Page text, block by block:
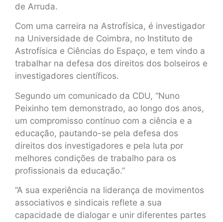
de Arruda.
Com uma carreira na Astrofísica, é investigador
na Universidade de Coimbra, no Instituto de
Astrofísica e Ciências do Espaço, e tem vindo a
trabalhar na defesa dos direitos dos bolseiros e
investigadores científicos.
Segundo um comunicado da CDU, “Nuno
Peixinho tem demonstrado, ao longo dos anos,
um compromisso contínuo com a ciência e a
educação, pautando-se pela defesa dos
direitos dos investigadores e pela luta por
melhores condições de trabalho para os
profissionais da educação.”
“A sua experiência na liderança de movimentos
associativos e sindicais reflete a sua
capacidade de dialogar e unir diferentes partes